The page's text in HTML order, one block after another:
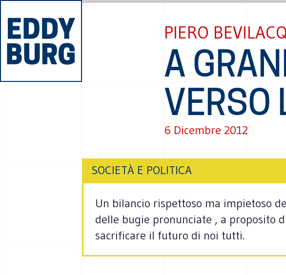
PIERO
A
VERSO
6 Dicembre 2012
SOCIETÀ E POLITICA
Un bilancio rispettoso ma impietoso
delle bugie pronunciate , a proposito
sacrificare il futuro di noi tutti.